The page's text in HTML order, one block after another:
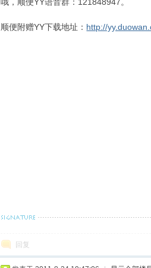
顺便附赠YY下载地址： http://
回复